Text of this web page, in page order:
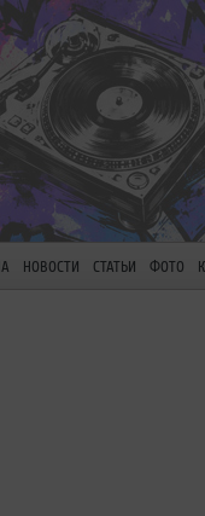
НОВОСТИ СТАТЬИ ФОТО